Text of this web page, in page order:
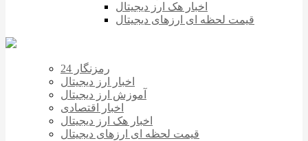
اخبار هک ارز دیجیتال
قیمت لحظه ای ارزهای دیجیتال
رمزنگار 24
اخبار ارز دیجیتال
آموزش ارز دیجیتال
اخبار اقتصادی
اخبار هک ارز دیجیتال
قیمت لحظه ای ارزهای دیجیتال